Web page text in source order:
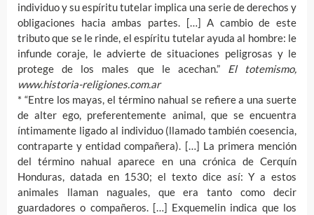
individuo y su espíritu tutelar implica una serie de derechos y
obligaciones hacia ambas partes. […] A cambio de este
tributo que se le rinde, el espíritu tutelar ayuda al hombre: le
infunde coraje, le advierte de situaciones peligrosas y le
protege de los males que le acechan.” El totemismo,
www.historia-religiones.com.ar
* “Entre los mayas, el término nahual se refiere a una suerte
de alter ego, preferentemente animal, que se encuentra
íntimamente ligado al individuo (llamado también coesencia,
contraparte y entidad compañera). […] La primera mención
del término nahual aparece en una crónica de Cerquín
Honduras, datada en 1530; el texto dice así: Y a estos
animales llaman naguales, que era tanto como decir
guardadores o compañeros. […] Exquemelin indica que los